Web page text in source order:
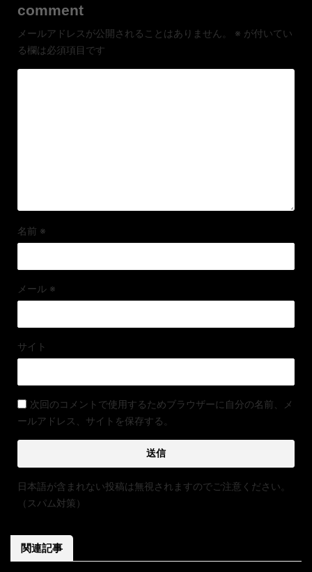
comment
メールアドレスが公開されることはありません。 ※ が付いてい
る欄は必須項目です
名前 ※
メール ※
サイト
次回のコメントで使用するためブラウザーに自分の名前、メ
ールアドレス、サイトを保存する。
日本語が含まれない投稿は無視されますのでご注意ください。
（スパム対策）
関連記事